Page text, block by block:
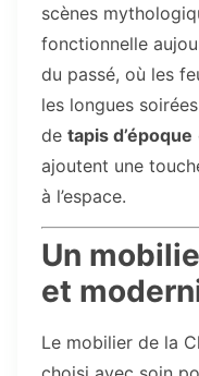
scènes
fonctionnelle
du passé, où les
les longues
de tapis d’époque
ajoutent une
à l’espace.
Un
et
Le mobilier de la